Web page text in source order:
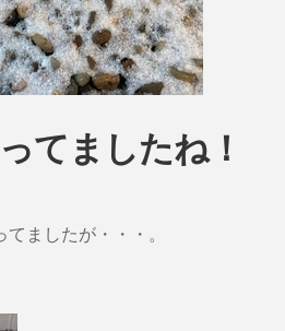
ましたね！
ましたが・・・。